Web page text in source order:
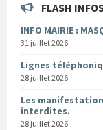
FLASH
INFO MAIRIE :
31 juillet 2026
Lignes
28 juillet 2026
Les
interdites.
28 juillet 2026